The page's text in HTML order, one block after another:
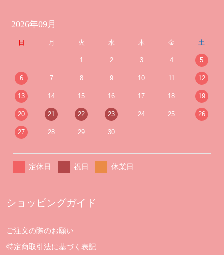
2026年09月
日 月 火 水 木 金 土
1 2 3 4 5
6 7 8 9 10 11 12
13 14 15 16 17 18 19
20 21 22 23 24 25 26
27 28 29 30
定休日 祝日 休業日
ショッピングガイド
ご注文の際のお願い
特定商取引法に基づく表記